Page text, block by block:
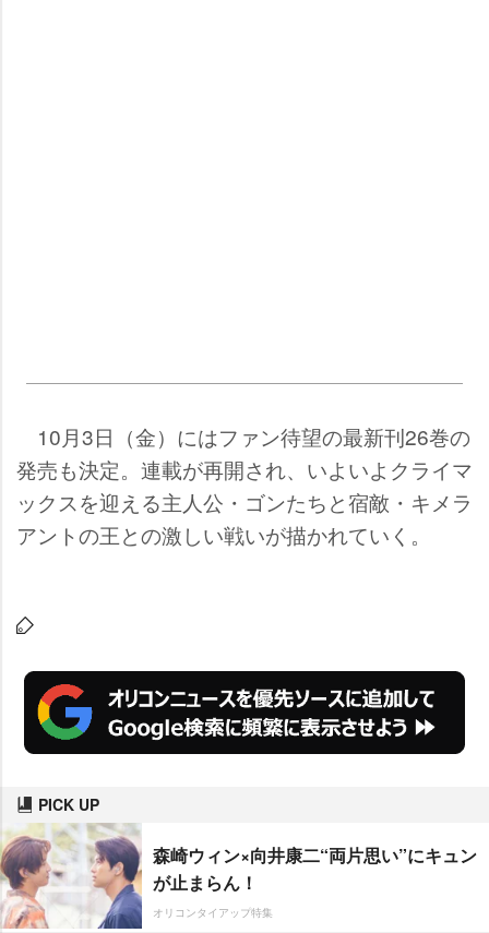
10月3日（金）にはファン待望の最新刊26巻の
発売も決定。連載が再開され、いよいよクライマ
ックスを迎える主人公・ゴンたちと宿敵・キメラ
アントの王との激しい戦いが描かれていく。
PICK UP
森崎ウィン×向井康二“両片思い”にキュン
が止まらん！
オリコンタイアップ特集